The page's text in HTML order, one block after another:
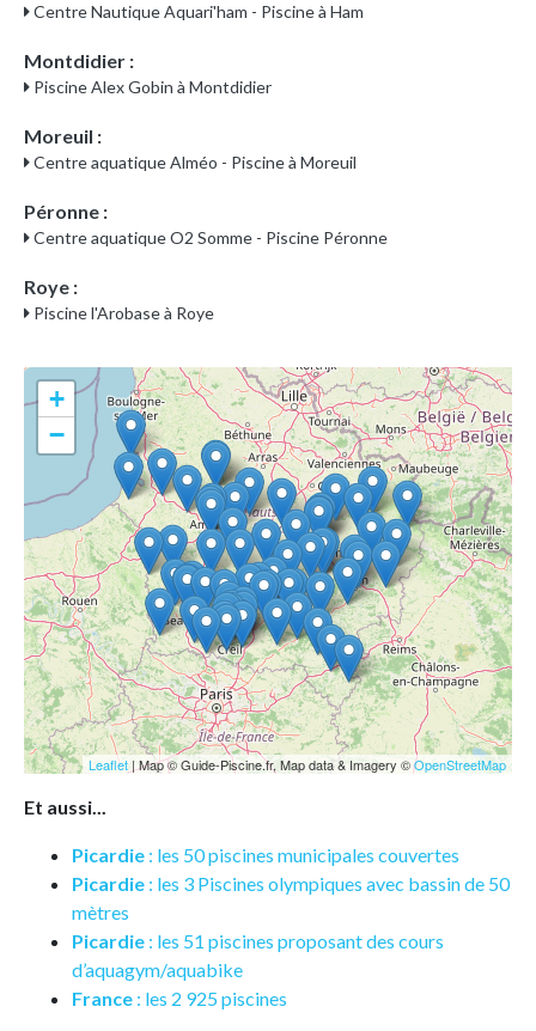
Centre Nautique Aquari'ham - Piscine à Ham
Montdidier :
Piscine Alex Gobin à Montdidier
Moreuil :
Centre aquatique Alméo - Piscine à Moreuil
Péronne :
Centre aquatique O2 Somme - Piscine Péronne
Roye :
Piscine l'Arobase à Roye
+
−
Leaflet | Map © Guide-Piscine.fr, Map data & Imagery ©OpenStreetMap
Et aussi...
Picardie : les 50 piscines municipales couvertes
Picardie : les 3 Piscines olympiques avec bassin de 50
mètres
Picardie : les 51 piscines proposant des cours
d’aquagym/aquabike
France : les 2 925 piscines